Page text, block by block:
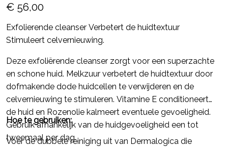
€ 56,00
Exfolierende cleanser Verbetert de huidtextuur
Stimuleert celvernieuwing.
Deze exfoliërende cleanser zorgt voor een superzachte
en schone huid. Melkzuur verbetert de huidtextuur door
dofmakende dode huidcellen te verwijderen en de
celvernieuwing te stimuleren. Vitamine E conditioneert
de huid en Rozenolie kalmeert eventuele gevoeligheid.
Gebruik afhankelijk van de huidgevoeligheid een tot
tweemaal per dag.
Hoe te gebruiken:
Voer de dubbele reiniging uit van Dermalogica die